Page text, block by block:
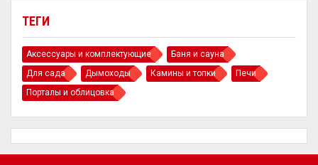
ТЕГИ
Аксессуары и комплектующие
Баня и сауна
Для сада
Дымоходы Камины и топки
Печи
Порталы и облицовка